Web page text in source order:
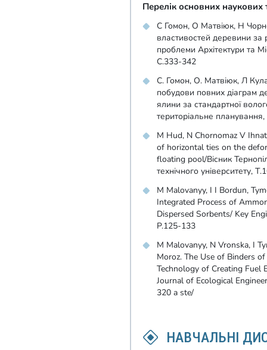
Перелік основних
С Гомон, О Матвіюк, Н
властивостей деревини за
проблеми Архітектури та
С.333-342
С. Гомон, О. Матвіюк, Л
побудови повних діаграм
ялини за стандартної
територіальне
M Hud, N Chornomaz V
of horizontal ties on the
floating pool/Вісник
технічного університету,
M Malovanyy, I I Bordun,
Integrated Process of
Dispersed Sorbents/ Key
P.125-133
M Malovanyy, N Vronska, I
Moroz. The Use of Binders
Technology of Creating
Journal of Ecological
320 a ste/
НАВЧАЛЬНІ